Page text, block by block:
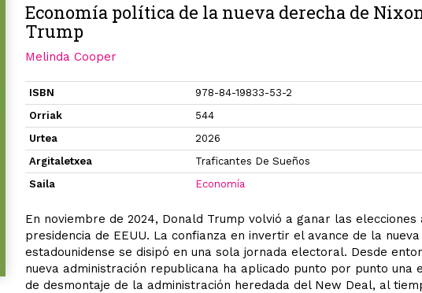
Economía política de la nueva derecha de
Trump
Melinda Cooper
ISBN
978-84-19833-53-2
Orriak
544
Urtea
2026
Argitaletxea
Traficantes De Sueños
Saila
Economía
En noviembre de 2024, Donald Trump volvió a ganar las elecciones
presidencia de EEUU. La confianza en invertir el avance de la
estadounidense se disipó en una sola jornada electoral. Desde
nueva administración republicana ha aplicado punto por punto una
de desmontaje de la administración heredada del New Deal, al